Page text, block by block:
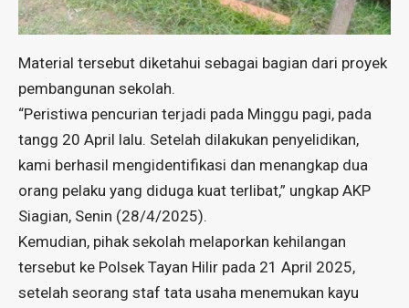
Material tersebut diketahui sebagai bagian dari proyek
pembangunan sekolah.
“Peristiwa pencurian terjadi pada Minggu pagi, pada
tangg 20 April lalu. Setelah dilakukan penyelidikan,
kami berhasil mengidentifikasi dan menangkap dua
orang pelaku yang diduga kuat terlibat,” ungkap AKP
Siagian, Senin (28/4/2025).
Kemudian, pihak sekolah melaporkan kehilangan
tersebut ke Polsek Tayan Hilir pada 21 April 2025,
setelah seorang staf tata usaha menemukan kayu